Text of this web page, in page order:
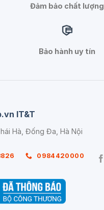
Đảm bảo chất lượng
Bảo hành uy tín
IT&T
Hà, Đống Đa, Hà Nội
0984420000